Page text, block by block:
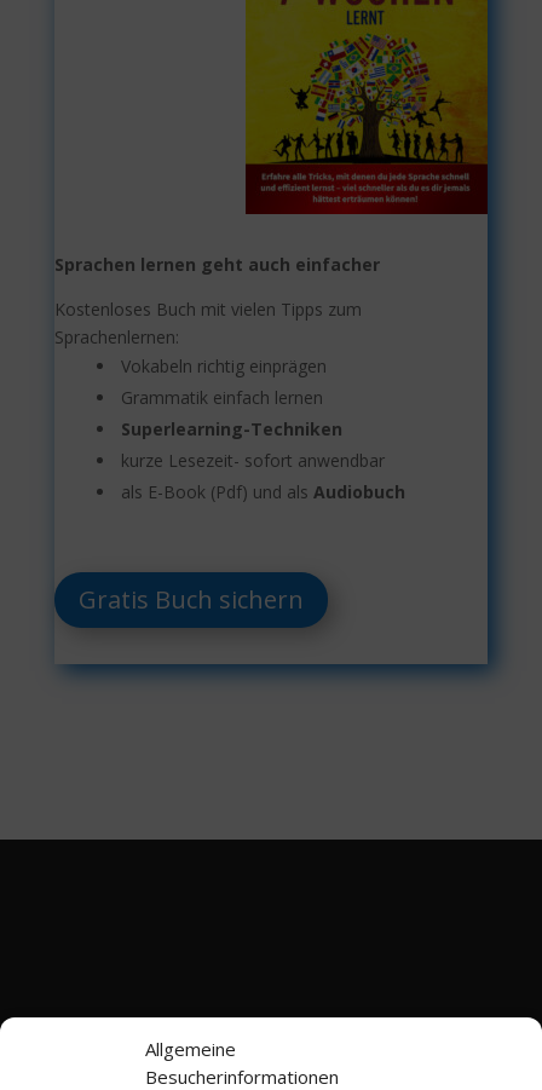
Allgemeine
Besucherinformationen
Sprachen lernen geht auch einfacher
Kostenloses Buch mit vielen Tipps zum
Sprachenlernen:
Vokabeln richtig einprägen
Grammatik einfach lernen
Superlearning-Techniken
kurze Lesezeit- sofort anwendbar
als E-Book (Pdf) und als Audiobuch
Gratis Buch sichern